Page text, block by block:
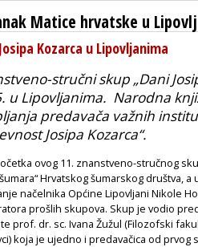
Matice hrvatske u
Kozarca u Lipovljanima
stručni skup „Dani
u Lipovljanima. Narodna
predavača važnih
Josipa Kozarca“.
ovog 11. znanstveno-stručnog
Hrvatskog šumarskog društva,
načelnika Općine Lipovljani Nikole
prošlih skupova. Skup je vodio
prof. dr. sc. Ivana Žužul (Filozofski
koja je ujedno i predavačica od prvog